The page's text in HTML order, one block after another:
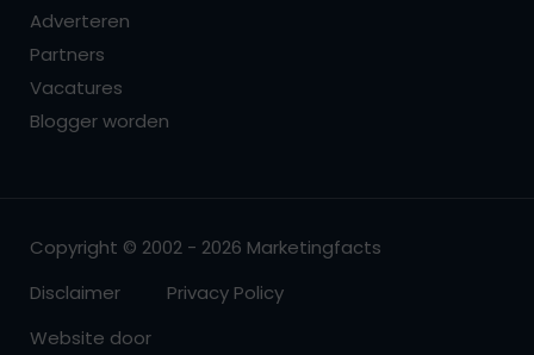
Adverteren
Partners
Vacatures
Blogger worden
Copyright © 2002 - 2026 Marketingfacts
Disclaimer
Privacy Policy
Website door